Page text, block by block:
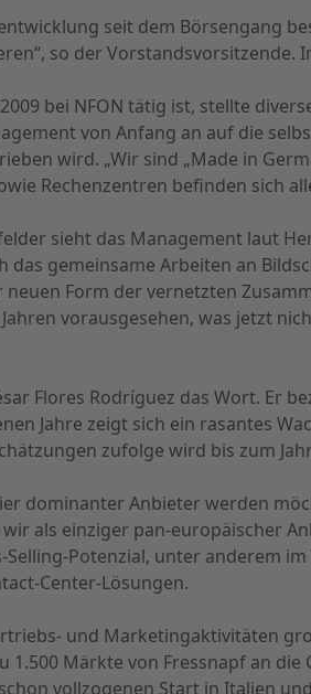
seit dem Börsengang
so der Vorstandsvorsitzende.
bei NFON tätig ist, stellte
von Anfang an auf die
wird. „Wir sind „Made in
Rechenzentren befinden sich
sieht das Management laut
gemeinsame Arbeiten an
neuen Form der vernetzten
vorausgesehen, was jetzt
Flores Rodríguez das Wort. Er
Jahre zeigt sich ein rasantes
zufolge wird bis zum
dominanter Anbieter werden
als einziger pan-europäischer
Potenzial, unter anderem
Center-Lösungen.
und Marketingaktivitäten
1.500 Märkte von Fressnapf an
vollzogenen Start in Italien